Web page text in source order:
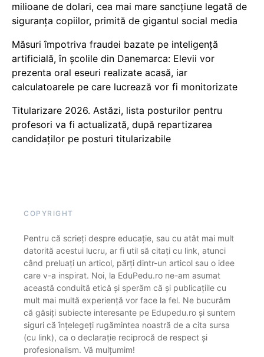
milioane de dolari, cea mai mare sancțiune legată de
siguranța copiilor, primită de gigantul social media
Măsuri împotriva fraudei bazate pe inteligență
artificială, în școlile din Danemarca: Elevii vor
prezenta oral eseuri realizate acasă, iar
calculatoarele pe care lucrează vor fi monitorizate
Titularizare 2026. Astăzi, lista posturilor pentru
profesori va fi actualizată, după repartizarea
candidaților pe posturi titularizabile
COPYRIGHT
Pentru că scrieți despre educație, sau cu atât mai mult
datorită acestui lucru, ar fi util să citați cu link, atunci
când preluați un articol, părți dintr-un articol sau o idee
care v-a inspirat. Noi, la EduPedu.ro ne-am asumat
această conduită etică și sperăm că și publicațiile cu
mult mai multă experiență vor face la fel. Ne bucurăm
că găsiți subiecte interesante pe Edupedu.ro și suntem
siguri că înțelegeți rugămintea noastră de a cita sursa
(cu link), ca o declarație reciprocă de respect și
profesionalism. Vă mulțumim!